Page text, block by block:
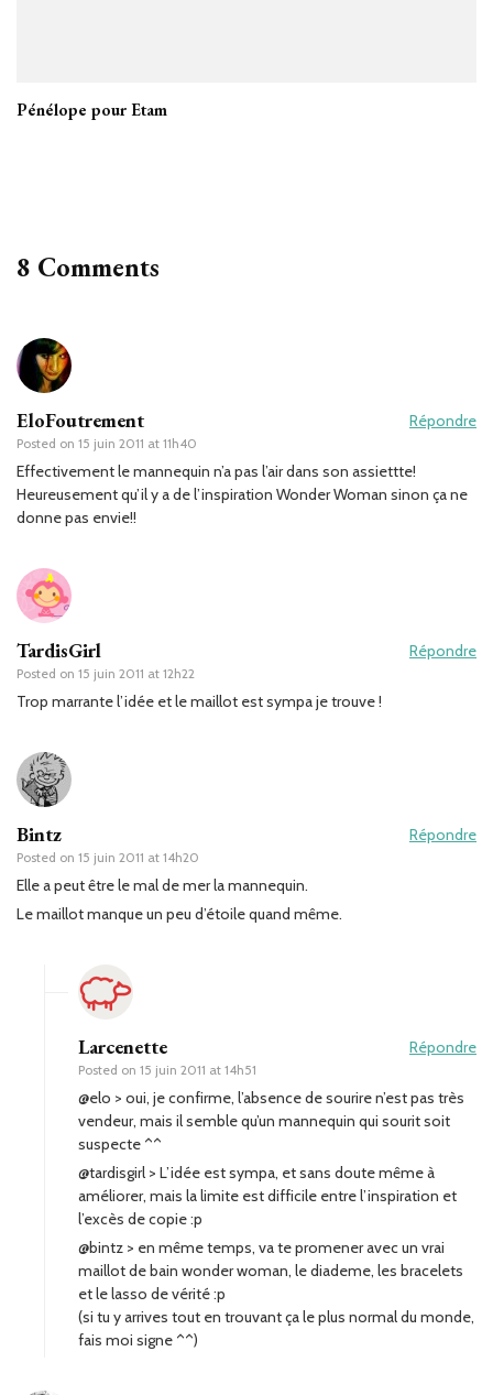
Pénélope pour Etam
8 Comments
EloFoutrement
Posted on 15 juin 2011 at 11h40
Répondre
Effectivement le mannequin n’a pas l’air dans son assiettte!
Heureusement qu’il y a de l’inspiration Wonder Woman sinon ça ne
donne pas envie!!
TardisGirl
Posted on 15 juin 2011 at 12h22
Répondre
Trop marrante l’idée et le maillot est sympa je trouve !
Bintz
Posted on 15 juin 2011 at 14h20
Répondre
Elle a peut être le mal de mer la mannequin.
Le maillot manque un peu d’étoile quand même.
Larcenette
Posted on 15 juin 2011 at 14h51
Répondre
@elo > oui, je confirme, l’absence de sourire n’est pas très
vendeur, mais il semble qu’un mannequin qui sourit soit
suspecte ^^
@tardisgirl > L’idée est sympa, et sans doute même à
améliorer, mais la limite est difficile entre l’inspiration et
l’excès de copie :p
@bintz > en même temps, va te promener avec un vrai
maillot de bain wonder woman, le diademe, les bracelets
et le lasso de vérité :p
(si tu y arrives tout en trouvant ça le plus normal du monde,
fais moi signe ^^)